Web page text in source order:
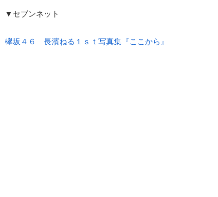
▼セブンネット
欅坂４６ 長濱ねる１ｓｔ写真集『ここから』